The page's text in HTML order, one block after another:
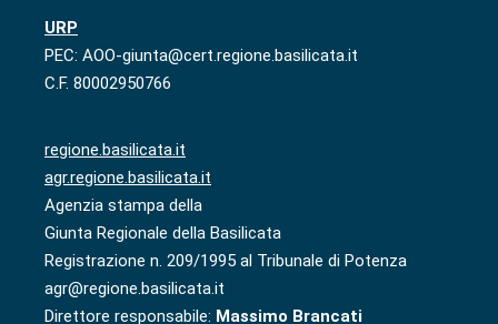
URP
PEC: AOO-giunta@cert.regione.basilicata.it
C.F. 80002950766
regione.basilicata.it
agr.regione.basilicata.it
Agenzia stampa della
Giunta Regionale della Basilicata
Registrazione n. 209/1995 al Tribunale di Potenza
agr@regione.basilicata.it
Direttore responsabile: Massimo Brancati